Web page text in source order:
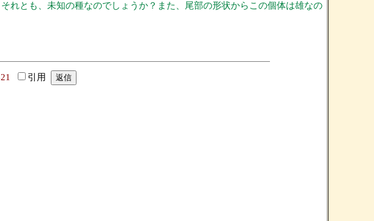
れとも、未知の種なのでしょうか？また、尾部の形状からこの個体は雄なの
引用